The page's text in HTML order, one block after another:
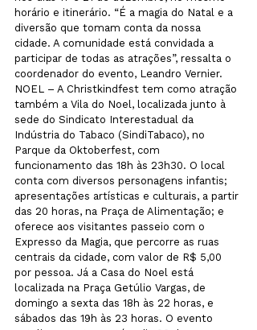
horário e itinerário. “É a magia do Natal e a
diversão que tomam conta da nossa
cidade. A comunidade está convidada a
participar de todas as atrações”, ressalta o
coordenador do evento, Leandro Vernier.
NOEL – A Christkindfest tem como atração
também a Vila do Noel, localizada junto à
sede do Sindicato Interestadual da
Indústria do Tabaco (SindiTabaco), no
Parque da Oktoberfest, com
funcionamento das 18h às 23h30. O local
conta com diversos personagens infantis;
apresentações artísticas e culturais, a partir
das 20 horas, na Praça de Alimentação; e
oferece aos visitantes passeio com o
Expresso da Magia, que percorre as ruas
centrais da cidade, com valor de R$ 5,00
por pessoa. Já a Casa do Noel está
localizada na Praça Getúlio Vargas, de
domingo a sexta das 18h às 22 horas, e
sábados das 19h às 23 horas. O evento